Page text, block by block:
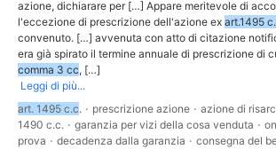
azione, dichiarare per […] Appare meritevole di
l'eccezione di prescrizione dell'azione ex art.1495
convenuto. […] avvenuta con atto di citazione
era già spirato il termine annuale di prescrizione di
comma 3 cc, […]
Leggi di più...
art. 1495 c.c. · prescrizione azione · azione di
1490 c.c. · garanzia per vizi della cosa venduta ·
prova · decadenza dalla garanzia · consegna del